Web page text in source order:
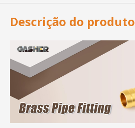
Descrição do produto